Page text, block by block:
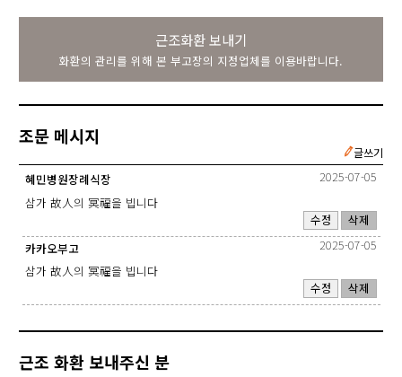
근조화환 보내기
화환의 관리를 위해 본 부고장의 지정업체를 이용바랍니다.
조문 메시지
글쓰기
혜민병원장례식장
2025-07-05
삼가 故人의 冥福을 빕니다
수정
삭제
카카오부고
2025-07-05
삼가 故人의 冥福을 빕니다
수정
삭제
근조 화환 보내주신 분